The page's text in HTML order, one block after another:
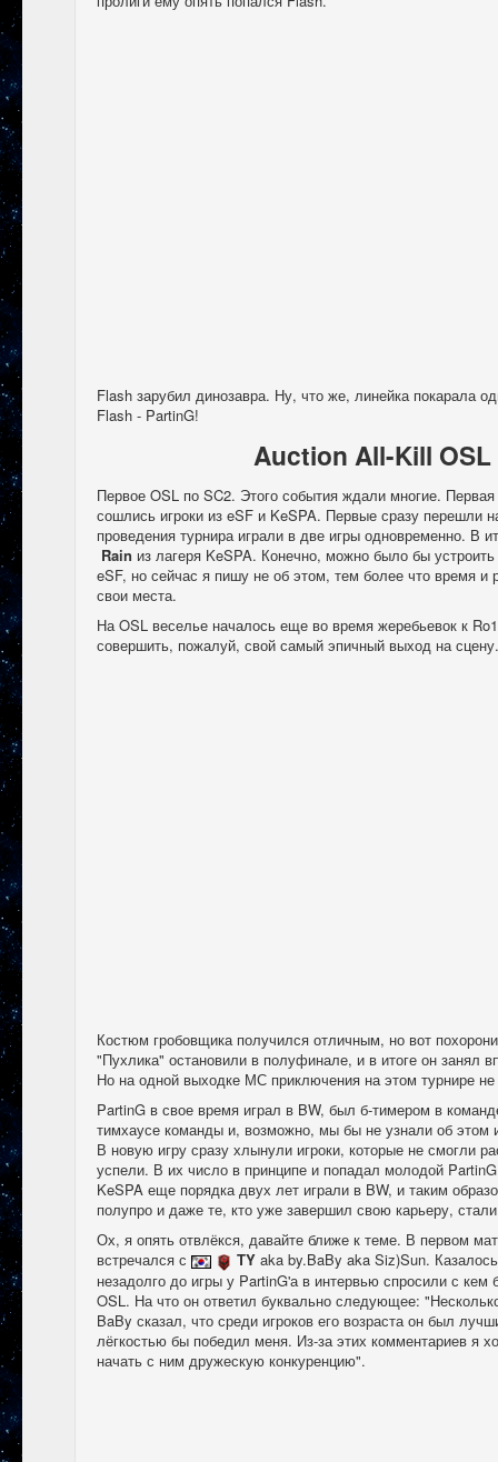
Flash зарубил динозавра. Ну, что же, линейка покарала
Flash - PartinG!
Auction All-Kill OSL
Первое OSL по SC2. Этого события ждали многие. Первая
сошлись игроки из eSF и KeSPA. Первые сразу перешли
проведения турнира играли в две игры одновременно. В
Rain из лагеря KeSPA. Конечно, можно было бы
eSF, но сейчас я пишу не об этом, тем более что время и
свои места.
На OSL веселье началось еще во время жеребьевок к
совершить, пожалуй, свой самый эпичный выход на сцену.
Костюм гробовщика получился отличным, но вот
"Пухлика" остановили в полуфинале, и в итоге он занял
Но на одной выходке МС приключения на этом турнире не
PartinG в свое время играл в BW, был б-тимером в
тимхаусе команды и, возможно, мы бы не узнали об этом
В новую игру сразу хлынули игроки, которые не смогли
успели. В их число в принципе и попадал молодой
KeSPA еще порядка двух лет играли в BW, и таким
полупро и даже те, кто уже завершил свою карьеру,
Ох, я опять отвлёкся, давайте ближе к теме. В первом
встречался с
TY aka by.BaBy aka Siz)Sun.
незадолго до игры у PartinG'а в интервью спросили с кем
OSL. На что он ответил буквально следующее:
BaBy сказал, что среди игроков его возраста он был
лёгкостью бы победил меня. Из-за этих комментариев я
начать с ним дружескую конкуренцию".